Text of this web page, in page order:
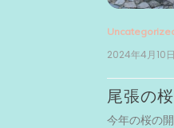
2024年4月10日
尾張の
今年の桜の